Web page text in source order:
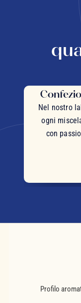
Nel nostro
ogni
con
Profilo